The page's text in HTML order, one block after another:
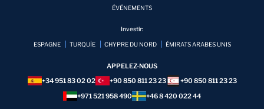
ÉVÉNEMENTS
Investir:
ESPAGNE TURQUİE CHYPRE DU NORD ÉMIRATS ARABES UNIS
APPELEZ-NOUS
+34 951 83 02 02
+90 850 811 23 23
+90 850 811 23 23
+971 521 958 490
+46 8 420 022 44